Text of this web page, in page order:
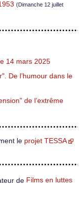
(Dimanche 12 juillet
14 mars 2025
De l’humour dans le
de l’extrême
le projet TESSA
de Films en luttes